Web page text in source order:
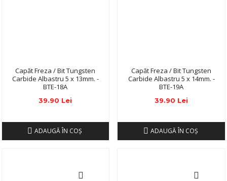
Capăt Freza / Bit Tungsten
Carbide Albastru 5 x 13mm. -
BTE-18A
39.90 Lei
ADAUGĂ ÎN COŞ
Capăt Freza / Bit Tungsten
Carbide Albastru 5 x 14mm. -
BTE-19A
39.90 Lei
ADAUGĂ ÎN COŞ